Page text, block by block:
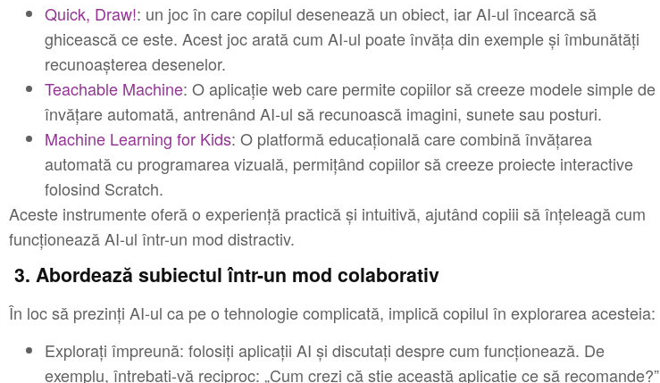
Quick, Draw!: un joc în care copilul desenează un obiect, iar AI-ul încearcă să
ghicească ce este. Acest joc arată cum AI-ul poate învăța din exemple și îmbunătăți
recunoașterea desenelor.
Teachable Machine: O aplicație web care permite copiilor să creeze modele simple de
învățare automată, antrenând AI-ul să recunoască imagini, sunete sau posturi.
Machine Learning for Kids: O platformă educațională care combină învățarea
automată cu programarea vizuală, permițând copiilor să creeze proiecte interactive
folosind Scratch.
Aceste instrumente oferă o experiență practică și intuitivă, ajutând copiii să înțeleagă cum
funcționează AI-ul într-un mod distractiv.
3. Abordează subiectul într-un mod colaborativ
În loc să prezinți AI-ul ca pe o tehnologie complicată, implică copilul în explorarea acesteia:
Explorați împreună: folosiți aplicații AI și discutați despre cum funcționează. De
exemplu, întrebați-vă reciproc: „Cum crezi că știe această aplicație ce să recomande?”